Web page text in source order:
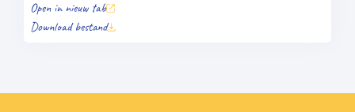
Open in nieuw tab
Download bestand